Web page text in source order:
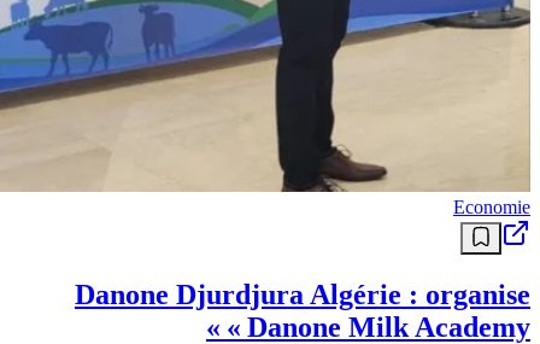
Economie
Danone Djurdjura Algérie : organise
« Danone Milk Academy »